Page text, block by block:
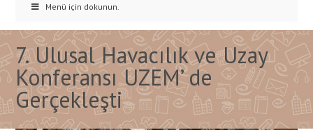
Menü için dokunun.
7. Ulusal Havacılık ve Uzay
Konferansı UZEM’ de
Gerçekleşti